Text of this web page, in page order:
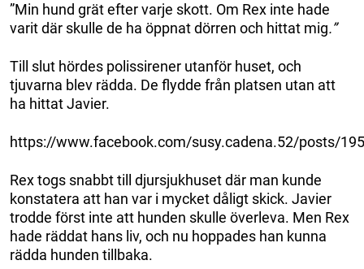
”Min hund grät efter varje skott. Om Rex inte hade
varit där skulle de ha öppnat dörren och hittat mig.”
Till slut hördes polissirener utanför huset, och
tjuvarna blev rädda. De flydde från platsen utan att
ha hittat Javier.
https://www.facebook.com/susy.cadena.52/posts/
Rex togs snabbt till djursjukhuset där man kunde
konstatera att han var i mycket dåligt skick. Javier
trodde först inte att hunden skulle överleva. Men Rex
hade räddat hans liv, och nu hoppades han kunna
rädda hunden tillbaka.